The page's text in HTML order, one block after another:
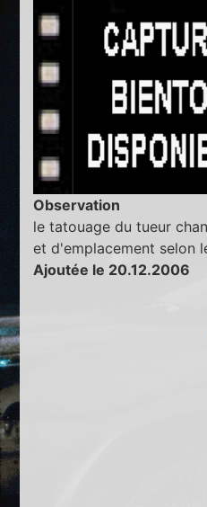
Observation
le tatouage du tueur
et d'emplacement selon
Ajoutée le 20.12.2006